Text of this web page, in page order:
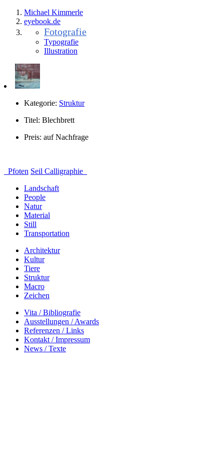
Michael Kimmerle
eyebook.de
Fotografie
Typografie
Illustration
Kategorie: Struktur
Titel: Blechbrett
Preis: auf Nachfrage
Pfoten Seil Calligraphie
Landschaft
People
Natur
Material
Still
Transportation
Architektur
Kultur
Tiere
Struktur
Macro
Zeichen
Vita / Bibliografie
Ausstellungen / Awards
Referenzen / Links
Kontakt / Impressum
News / Texte